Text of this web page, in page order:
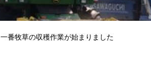
一番牧草の収穫作業が始まりました